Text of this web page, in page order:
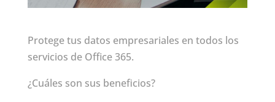
Protege tus datos empresariales en todos los
servicios de Office 365.
¿Cuáles son sus beneficios?